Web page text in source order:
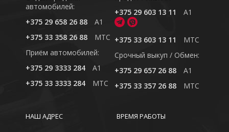
автомобилей:
+375 29 658 26 88
A1
+375 33 358 26 88
MTC
Приём автомобилей:
+375 29 3333 284
A1
+375 33 3333 284
MTC
+375 29 603 13 11
A1
+375 33 603 13 11
MTC
Cрочный выкуп / Обмен:
+375 29 657 26 88
A1
+375 33 357 26 88
MTC
ВРЕМЯ РАБОТЫ
НАШ АДРЕС